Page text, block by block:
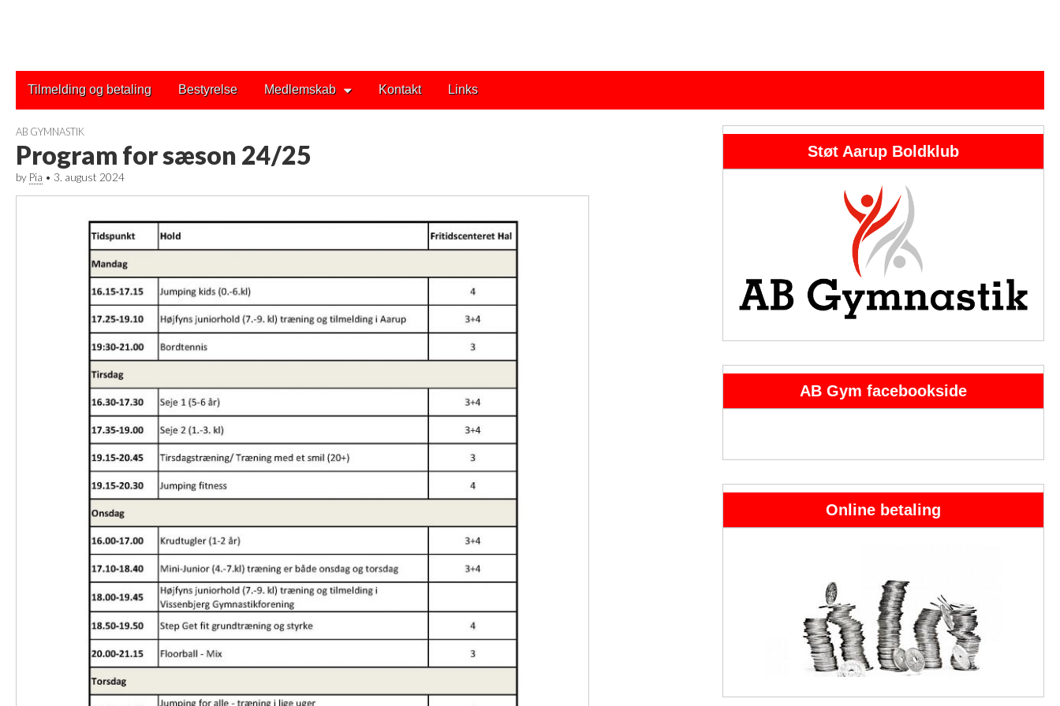
Main
menu
Tilmelding og betaling Bestyrelse Medlemskab Kontakt Links
AB GYMNASTIK
Program for sæson 24/25
by Pia • 3. august 2024
Støt Aarup Boldklub
AB Gym facebookside
Online betaling